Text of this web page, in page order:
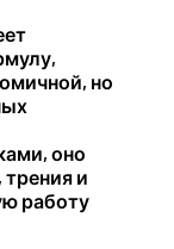
но
оно
и
работу